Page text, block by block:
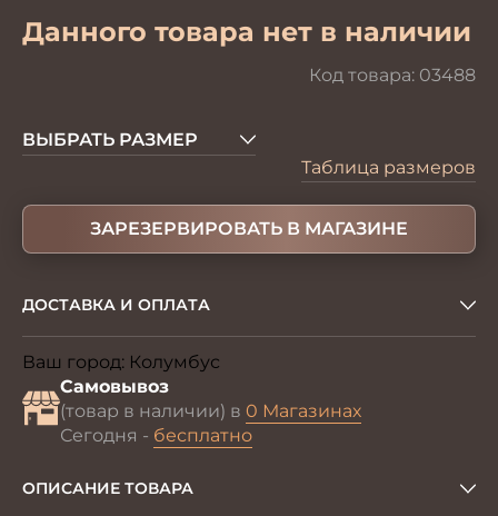
Данного товара нет в наличии
Код товара: 03488
ВЫБРАТЬ РАЗМЕР
Таблица размеров
ЗАРЕЗЕРВИРОВАТЬ В МАГАЗИНЕ
ДОСТАВКА И ОПЛАТА
Ваш город: Колумбус
Самовывоз
(товар в наличии) в 0 Магазинах
Сегодня - бесплатно
ОПИСАНИЕ ТОВАРА